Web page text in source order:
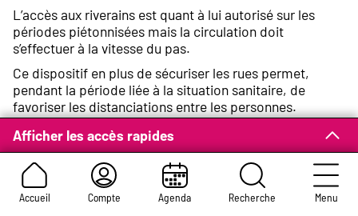
Accueil Compte Agenda Recherche Menu
Afficher les accès rapides
L’accès aux riverains est quant à lui autorisé sur les
périodes piétonnisées mais la circulation doit
s’effectuer à la vitesse du pas.
Ce dispositif en plus de sécuriser les rues permet,
pendant la période liée à la situation sanitaire, de
favoriser les distanciations entre les personnes.
Les écoles concernées
Aujourd’hui sur la commune 16 rues d’écoles sont